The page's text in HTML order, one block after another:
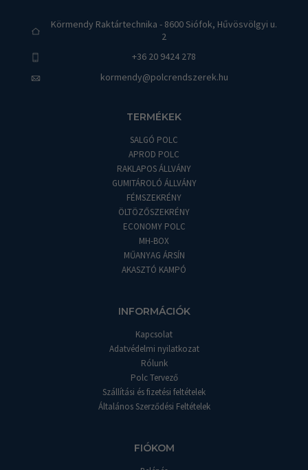
Körmendy Raktártechnika - 8600 Siófok, Hűvösvölgyi u.
2
+36 20 9424 278
kormendy@polcrendszerek.hu
TERMÉKEK
SALGÓ POLC
APROD POLC
RAKLAPOS ÁLLVÁNY
GUMITÁROLÓ ÁLLVÁNY
FÉMSZEKRÉNY
ÖLTÖZŐSZEKRÉNY
ECONOMY POLC
MH-BOX
MŰANYAG ÁRSÍN
AKASZTÓ KAMPÓ
INFORMÁCIÓK
Kapcsolat
Adatvédelmi nyilatkozat
Rólunk
Polc Tervező
Szállítási és fizetési feltételek
Általános Szerződési Feltételek
FIÓKOM